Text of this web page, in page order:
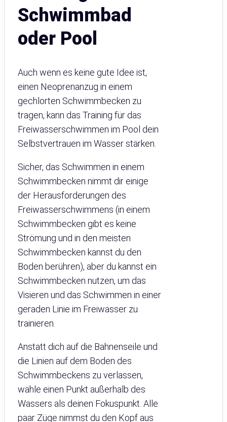
Schwimmbad
oder Pool
Auch wenn es keine gute Idee ist,
einen Neoprenanzug in einem
gechlorten Schwimmbecken zu
tragen, kann das Training für das
Freiwasserschwimmen im Pool dein
Selbstvertrauen im Wasser stärken.
Sicher, das Schwimmen in einem
Schwimmbecken nimmt dir einige
der Herausforderungen des
Freiwasserschwimmens (in einem
Schwimmbecken gibt es keine
Strömung und in den meisten
Schwimmbecken kannst du den
Boden berühren), aber du kannst ein
Schwimmbecken nutzen, um das
Visieren und das Schwimmen in einer
geraden Linie im Freiwasser zu
trainieren.
Anstatt dich auf die Bahnenseile und
die Linien auf dem Boden des
Schwimmbeckens zu verlassen,
wähle einen Punkt außerhalb des
Wassers als deinen Fokuspunkt. Alle
paar Züge nimmst du den Kopf aus